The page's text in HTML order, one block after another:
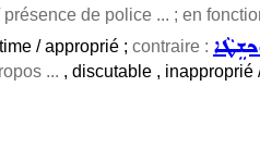
de police ... ; en
/ approprié ; contraire :
... , discutable , inapproprié